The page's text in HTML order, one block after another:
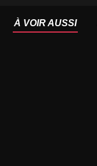
À VOIR AUSSI